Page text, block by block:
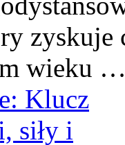
zyskuje
wieku